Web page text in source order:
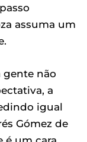
assuma um
gente não
a
igual
Gómez de